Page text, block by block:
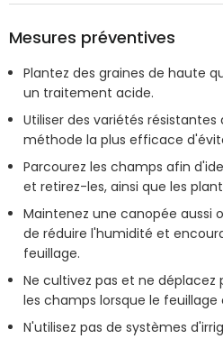
Mesures préventives
Plantez des graines de haute
un traitement acide.
Utiliser des variétés
méthode la plus efficace
Parcourez les champs afin
et retirez-les, ainsi que les
Maintenez une canopée aussi
de réduire l'humidité et
feuillage.
Ne cultivez pas et ne déplacez
les champs lorsque le feuillage
N'utilisez pas de systèmes